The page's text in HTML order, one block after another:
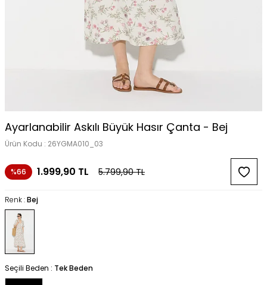
Ayarlanabilir Askılı Büyük Hasır Çanta - Bej
Ürün Kodu : 26YGMA010_03
%66 1.999,90 TL 5.799,90TL
Renk :Bej
Seçili Beden : Tek Beden